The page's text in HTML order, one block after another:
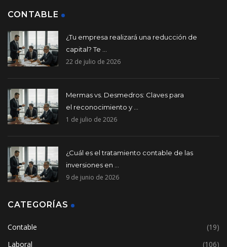
CONTABLE
¿Tu empresa realizará una reducción de
capital? Te ...
22 de julio de 2026
Mermas vs. Desmedros: Claves para
el reconocimiento y ...
1 de julio de 2026
¿Cuál es el tratamiento contable de las
inversiones en ...
9 de junio de 2026
CATEGORÍAS
Contable
(19)
Laboral
(106)